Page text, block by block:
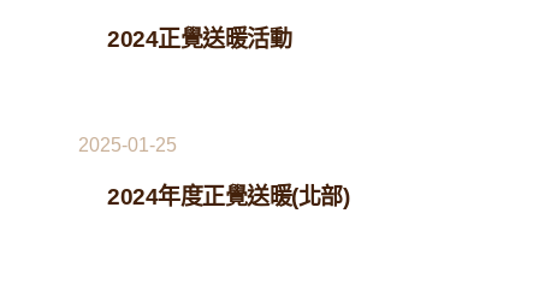
2024正覺送暖活動
2025-01-25
2024年度正覺送暖(北部)